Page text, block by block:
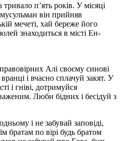
п’ять років. У місяці
він прийняв
мечеті, хай береже його
знаходиться в місті Ен-
Алі своєму синові
і вчасно сплачуй закят. У
і гніві, дотримуйся
Люби бідних і бесідуй з
і не забувай заповіді,
братам по вірі будь братом